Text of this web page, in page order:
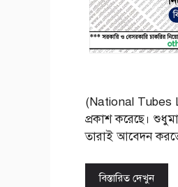
(National Tubes
প্রকাশ করেছে।
তারাই আবেদন
বিস্তারিত দেখুন